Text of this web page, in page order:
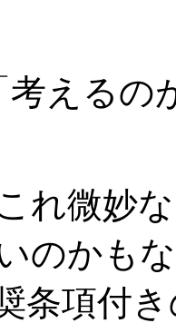
考えるの
れ微妙
のかも
条項付